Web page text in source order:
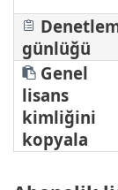
günlüğü
Genel
lisans
kimliğini
kopyala